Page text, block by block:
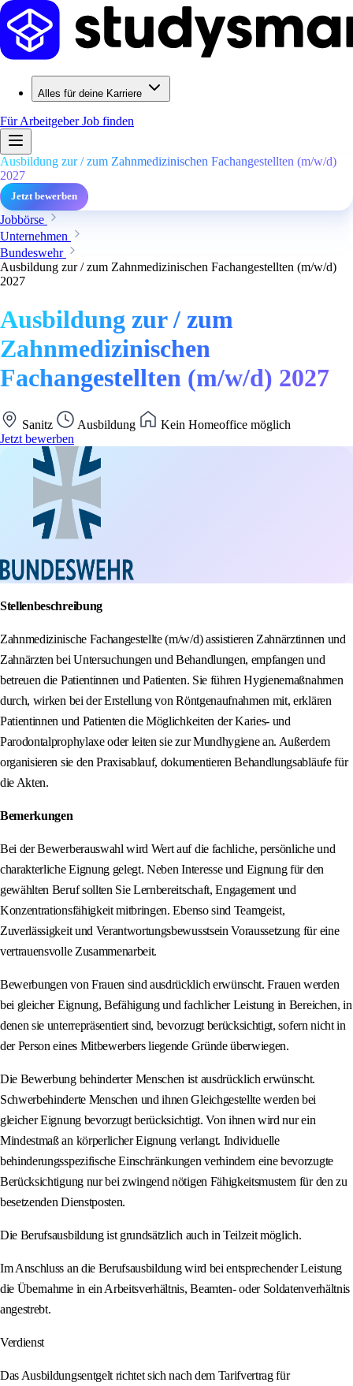
Alles für deine Karriere
Für ArbeitgeberJob finden
Ausbildung zur / zum Zahnmedizinischen Fachangestellten (m/w/d)
2027
Jetzt bewerben
Jobbörse
Unternehmen
Bundeswehr
Ausbildung zur / zum Zahnmedizinischen Fachangestellten (m/w/d)
2027
Ausbildung zur / zum
Zahnmedizinischen
Fachangestellten (m/w/d) 2027
Sanitz Ausbildung
Kein Homeoffice möglich
Jetzt bewerben
Stellenbeschreibung
Zahnmedizinische Fachangestellte (m/w/d) assistieren Zahnärztinnen und
Zahnärzten bei Untersuchungen und Behandlungen, empfangen und
betreuen die Patientinnen und Patienten. Sie führen Hygienemaßnahmen
durch, wirken bei der Erstellung von Röntgenaufnahmen mit, erklären
Patientinnen und Patienten die Möglichkeiten der Karies- und
Parodontalprophylaxe oder leiten sie zur Mundhygiene an. Außerdem
organisieren sie den Praxisablauf, dokumentieren Behandlungsabläufe für
die Akten.
Bemerkungen
Bei der Bewerberauswahl wird Wert auf die fachliche, persönliche und
charakterliche Eignung gelegt. Neben Interesse und Eignung für den
gewählten Beruf sollten Sie Lernbereitschaft, Engagement und
Konzentrationsfähigkeit mitbringen. Ebenso sind Teamgeist,
Zuverlässigkeit und Verantwortungsbewusstsein Voraussetzung für eine
vertrauensvolle Zusammenarbeit.
Bewerbungen von Frauen sind ausdrücklich erwünscht. Frauen werden
bei gleicher Eignung, Befähigung und fachlicher Leistung in Bereichen, in
denen sie unterrepräsentiert sind, bevorzugt berücksichtigt, sofern nicht in
der Person eines Mitbewerbers liegende Gründe überwiegen.
Die Bewerbung behinderter Menschen ist ausdrücklich erwünscht.
Schwerbehinderte Menschen und ihnen Gleichgestellte werden bei
gleicher Eignung bevorzugt berücksichtigt. Von ihnen wird nur ein
Mindestmaß an körperlicher Eignung verlangt. Individuelle
behinderungsspezifische Einschränkungen verhindern eine bevorzugte
Berücksichtigung nur bei zwingend nötigen Fähigkeitsmustern für den zu
besetzenden Dienstposten.
Die Berufsausbildung ist grundsätzlich auch in Teilzeit möglich.
Im Anschluss an die Berufsausbildung wird bei entsprechender Leistung
die Übernahme in ein Arbeitsverhältnis, Beamten- oder Soldatenverhältnis
angestrebt.
Verdienst
Das Ausbildungsentgelt richtet sich nach dem Tarifvertrag für